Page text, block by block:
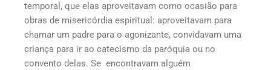
temporal, que elas aproveitavam como ocasião para
obras de misericórdia espiritual: aproveitavam para
chamar um padre para o agonizante, convidavam uma
criança para ir ao catecismo da paróquia ou no
convento delas. Se encontravam alguém